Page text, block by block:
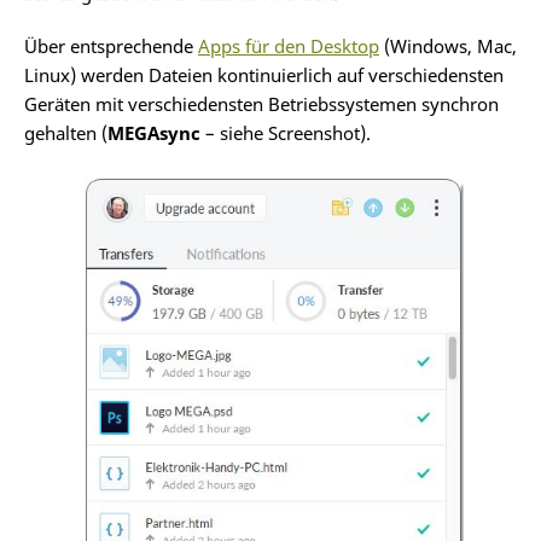
Über entsprechende Apps für den Desktop (Windows, Mac,
Linux) werden Dateien kontinuierlich auf verschiedensten
Geräten mit verschiedensten Betriebssystemen synchron
gehalten (MEGAsync – siehe Screenshot).